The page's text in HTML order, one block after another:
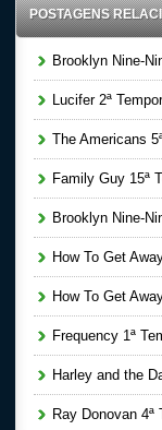
POSTAGENS
Brooklyn Nine-Nine 4ª
Lucifer 2ª
The Americans 5ª
Family Guy 15ª
Brooklyn Nine-Nine 4ª
How To Get Away With
How To Get Away With
Frequency 1ª
Harley and the
Ray Donovan 4ª